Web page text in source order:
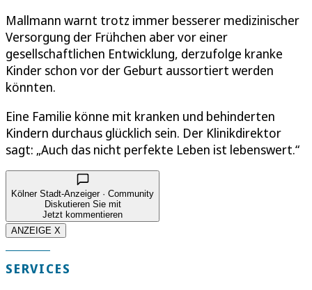
Mallmann warnt trotz immer besserer medizinischer
Versorgung der Frühchen aber vor einer
gesellschaftlichen Entwicklung, derzufolge kranke
Kinder schon vor der Geburt aussortiert werden
könnten.
Eine Familie könne mit kranken und behinderten
Kindern durchaus glücklich sein. Der Klinikdirektor
sagt: „Auch das nicht perfekte Leben ist lebenswert.“
Kölner Stadt-Anzeiger · Community
Diskutieren Sie mit
Jetzt kommentieren
ANZEIGE X
SERVICES